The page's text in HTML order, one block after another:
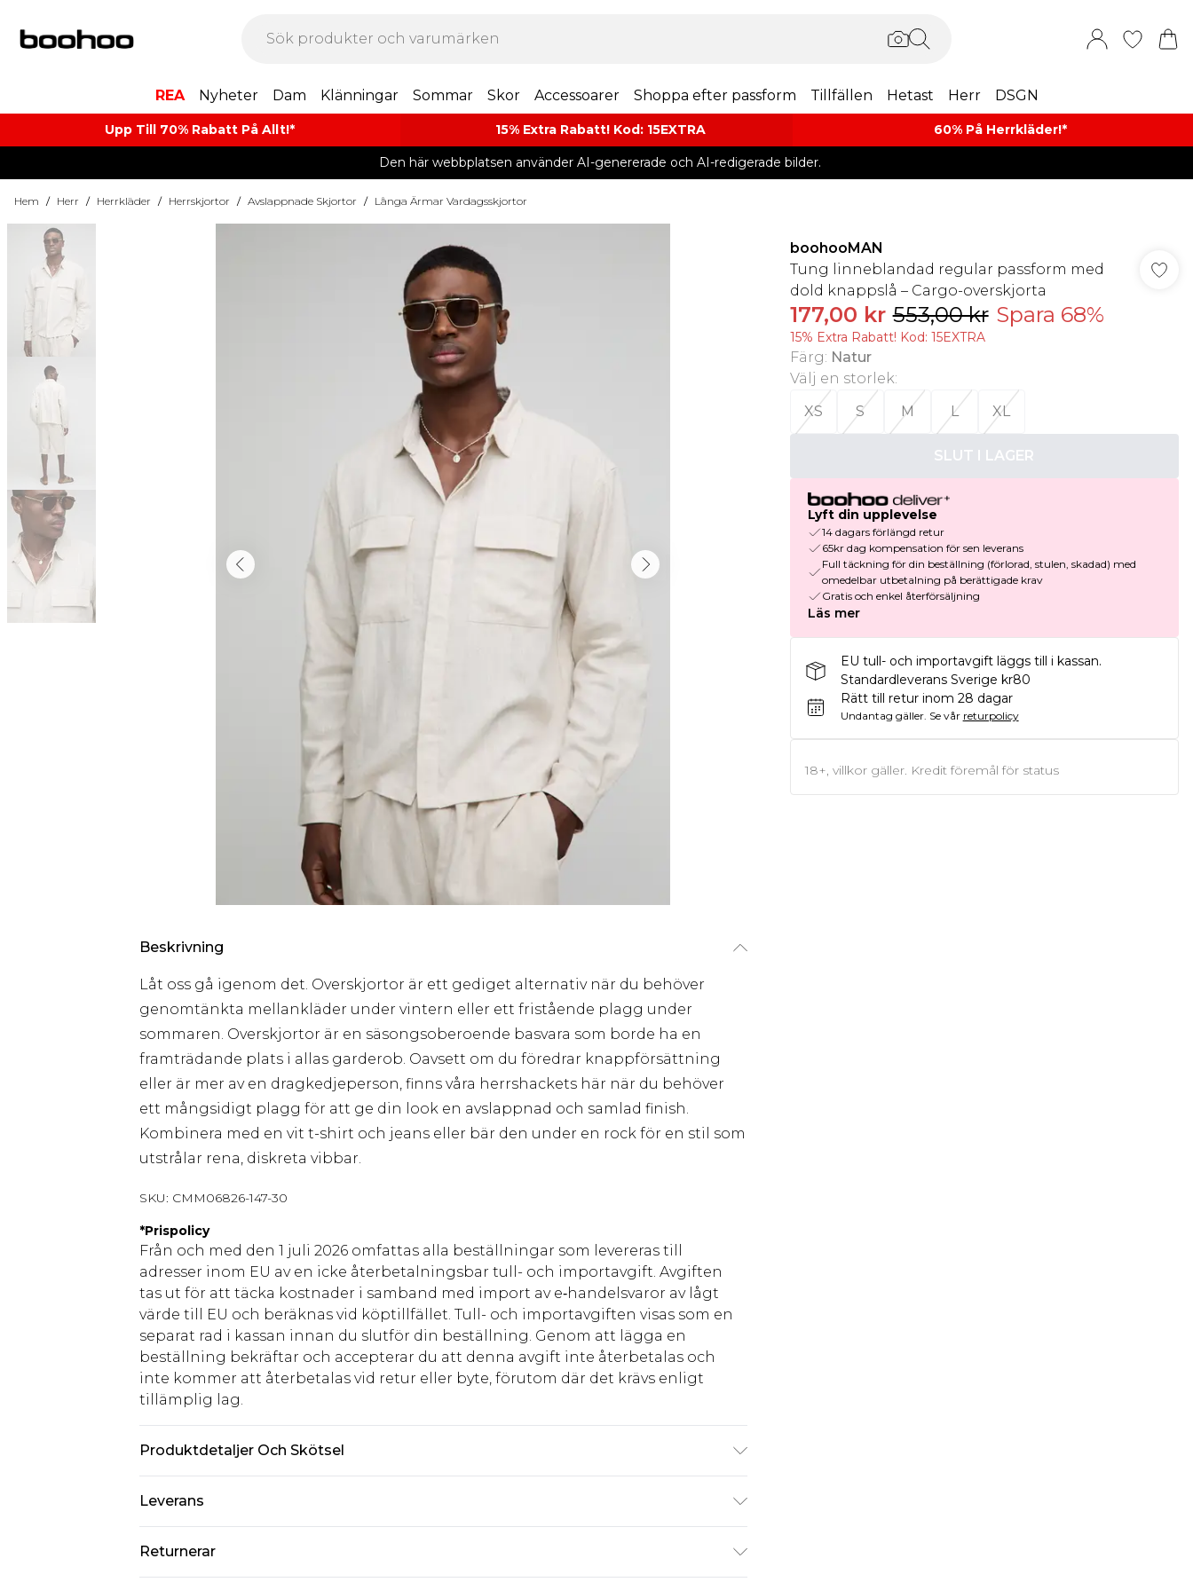
REA Nyheter Dam Klänningar Sommar Skor Accessoarer Shoppa efter passform Tillfällen Hetast Herr DSGN
Upp Till 70% Rabatt På Allt!* 15% Extra Rabatt! Kod: 15EXTRA 60% På Herrkläder!*​
Den här webbplatsen använder AI-genererade och AI-redigerade bilder.
Hem / Herr / Herrkläder / Herrskjortor / Avslappnade Skjortor / Långa Ärmar Vardagsskjortor
Beskrivning
Låt oss gå igenom det. Overskjortor är ett gediget alternativ när du behöver
genomtänkta mellankläder under vintern eller ett fristående plagg under
sommaren. Overskjortor är en säsongsoberoende basvara som borde ha en
framträdande plats i allas garderob. Oavsett om du föredrar knappförsättning
eller är mer av en dragkedjeperson, finns våra herrshackets här när du behöver
ett mångsidigt plagg för att ge din look en avslappnad och samlad finish.
Kombinera med en vit t-shirt och jeans eller bär den under en rock för en stil som
utstrålar rena, diskreta vibbar.
SKU: CMM06826-147-30
*Prispolicy
Från och med den 1 juli 2026 omfattas alla beställningar som levereras till
adresser inom EU av en icke återbetalningsbar tull- och importavgift. Avgiften
tas ut för att täcka kostnader i samband med import av e‑handelsvaror av lågt
värde till EU och beräknas vid köptillfället. Tull- och importavgiften visas som en
separat rad i kassan innan du slutför din beställning. Genom att lägga en
beställning bekräftar och accepterar du att denna avgift inte återbetalas och
inte kommer att återbetalas vid retur eller byte, förutom där det krävs enligt
tillämplig lag.
Produktdetaljer Och Skötsel
Leverans
Standardleverans Sverige
kr80
Returnerar
boohooMAN
Tung linneblandad regular passform med
dold knappslå – Cargo-overskjorta
177,00 kr 553,00 kr Spara 68%
15% Extra Rabatt! Kod: 15EXTRA
Färg: Natur
Välj en storlek:
XS
S M L XL
SLUT I LAGER
Lyft din upplevelse
14 dagars förlängd retur
65kr dag kompensation för sen leverans
Full täckning för din beställning (förlorad, stulen, skadad) med
omedelbar utbetalning på berättigade krav
Gratis och enkel återförsäljning
Läs mer
EU tull- och importavgift läggs till i kassan.
Standardleverans Sverige kr80
Rätt till retur inom 28 dagar
Undantag gäller. Se vår returpolicy
18+, villkor gäller. Kredit föremål för status